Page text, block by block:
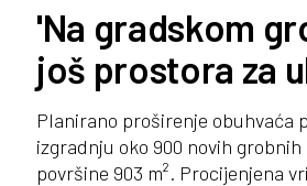
'Na gradskom
još prostora za
Planirano proširenje obuhvaća
izgradnju oko 900 novih
površine 903 m². Procijenjena